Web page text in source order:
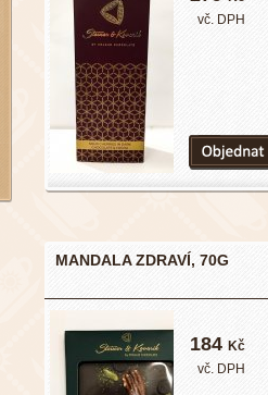
vč. DPH
MANDALA ZDRAVÍ, 70G
184 Kč
vč. DPH